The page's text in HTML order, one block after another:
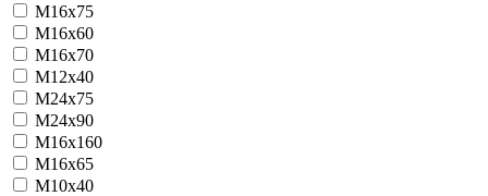
М16х75
М16х60
М16х70
М12х40
М24х75
М24х90
М16х160
М16х65
М10х40